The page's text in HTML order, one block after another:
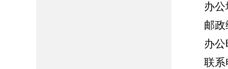
办公地
邮政
办公时
联系电